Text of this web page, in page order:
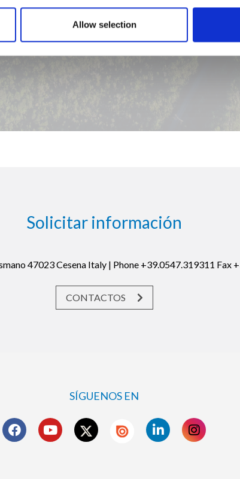
Allow selection
Solicitar información
47023 Cesena Italy | Phone +39.0547.319311 Fax
CONTACTOS
SÍGUENOS EN